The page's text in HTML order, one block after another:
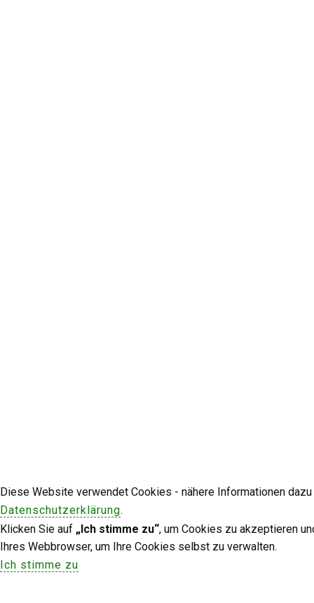
Diese Website verwendet Cookies - nähere Informationen
Datenschutzerklärung.
Klicken Sie auf „Ich stimme zu“, um Cookies zu akzeptieren
Ihres Webbrowser, um Ihre Cookies selbst zu verwalten.
Ich stimme zu